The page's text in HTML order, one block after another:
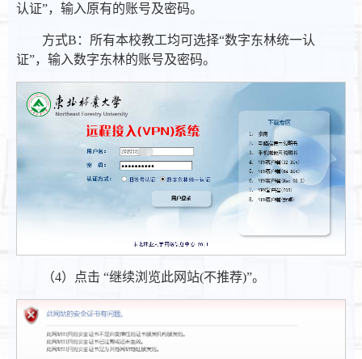
认证”，输入原有的账号及密码。
方式B：所有本校教工均可选择“数字东林统一认
证”，输入数字东林的账号及密码。
（4）点击 “继续浏览此网站(不推荐)”。